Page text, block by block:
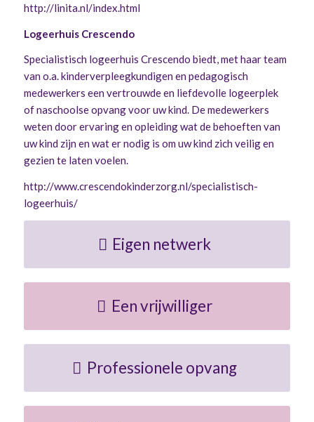
http://linita.nl/index.html
Logeerhuis Crescendo
Specialistisch logeerhuis Crescendo biedt, met haar team
van o.a. kinderverpleegkundigen en pedagogisch
medewerkers een vertrouwde en liefdevolle logeerplek
of naschoolse opvang voor uw kind. De medewerkers
weten door ervaring en opleiding wat de behoeften van
uw kind zijn en wat er nodig is om uw kind zich veilig en
gezien te laten voelen.
http://www.crescendokinderzorg.nl/specialistisch-
logeerhuis/
Eigen netwerk
Een vrijwilliger
Professionele opvang